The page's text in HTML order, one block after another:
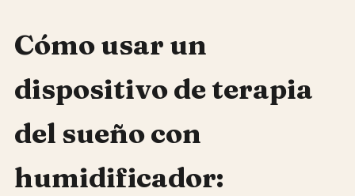
Cómo usar un
dispositivo de terapia
del sueño con
humidificador: